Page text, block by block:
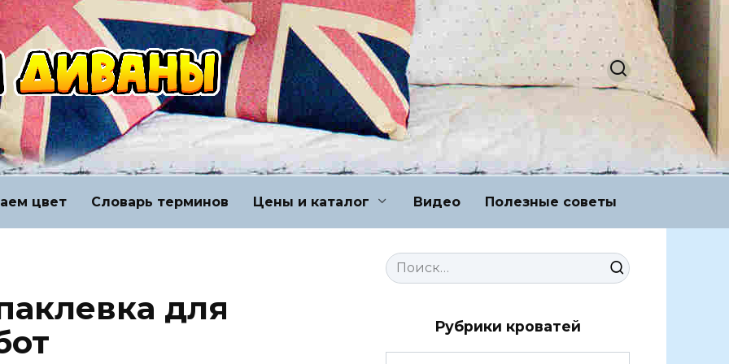
цвет Словарь терминов Цены и каталог Видео Полезные советы
для
Search
for:
Рубрики кроватей